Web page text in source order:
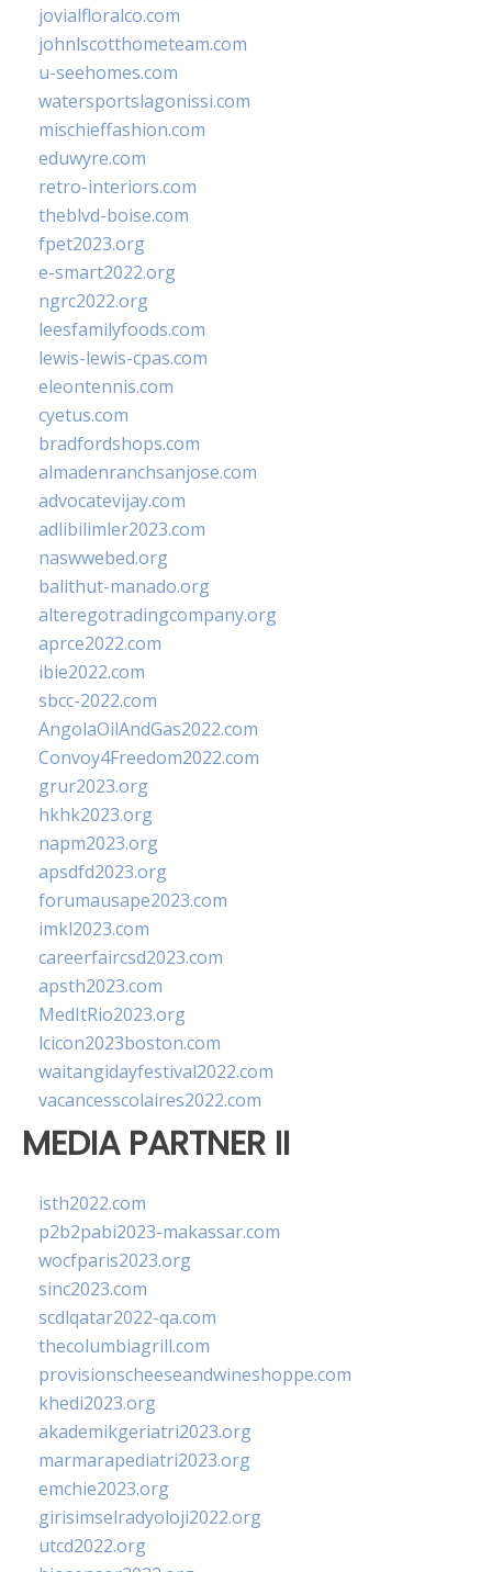
jovialfloralco.com
johnlscotthometeam.com
u-seehomes.com
watersportslagonissi.com
mischieffashion.com
eduwyre.com
retro-interiors.com
theblvd-boise.com
fpet2023.org
e-smart2022.org
ngrc2022.org
leesfamilyfoods.com
lewis-lewis-cpas.com
eleontennis.com
cyetus.com
bradfordshops.com
almadenranchsanjose.com
advocatevijay.com
adlibilimler2023.com
naswwebed.org
balithut-manado.org
alteregotradingcompany.org
aprce2022.com
ibie2022.com
sbcc-2022.com
AngolaOilAndGas2022.com
Convoy4Freedom2022.com
grur2023.org
hkhk2023.org
napm2023.org
apsdfd2023.org
forumausape2023.com
imkl2023.com
careerfaircsd2023.com
apsth2023.com
MedItRio2023.org
lcicon2023boston.com
waitangidayfestival2022.com
vacancesscolaires2022.com
MEDIA PARTNER II
isth2022.com
p2b2pabi2023-makassar.com
wocfparis2023.org
sinc2023.com
scdlqatar2022-qa.com
thecolumbiagrill.com
provisionscheeseandwineshoppe.com
khedi2023.org
akademikgeriatri2023.org
marmarapediatri2023.org
emchie2023.org
girisimselradyoloji2022.org
utcd2022.org